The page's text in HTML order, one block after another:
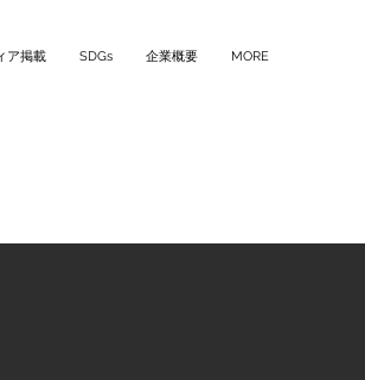
ア掲載 SDGs 企業概要 MORE